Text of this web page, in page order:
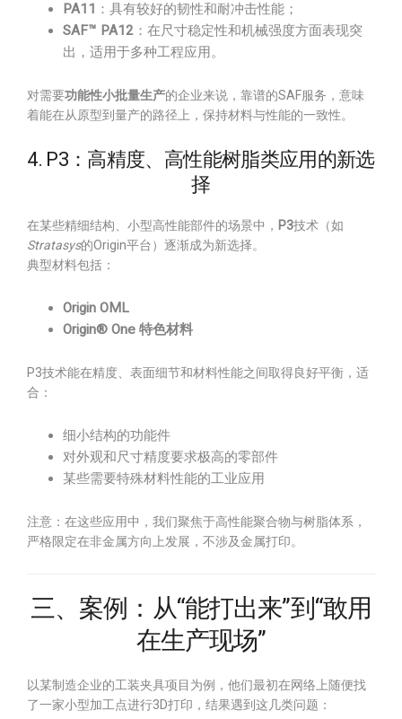
PA11 ：具有较好的韧性和耐冲击性能；
SAF™ PA12 ：在尺寸稳定性和机械强度方面表现突
出，适用于多种工程应用。
对需要功能性小批量生产的企业来说，靠谱的SAF服务，意味
着能在从原型到量产的路径上，保持材料与性能的一致性。
4. P3：高精度、高性能树脂类应用的新选
择
在某些精细结构、小型高性能部件的场景中， P3技术（如
Stratasys的Origin平台）逐渐成为新选择。
典型材料包括：
Origin OML
Origin® One 特色材料
P3技术能在精度、表面细节和材料性能之间取得良好平衡，适
合：
细小结构的功能件
对外观和尺寸精度要求极高的零部件
某些需要特殊材料性能的工业应用
注意：在这些应用中，我们聚焦于高性能聚合物与树脂体系，
严格限定在非金属方向上发展，不涉及金属打印。
三、案例：从“能打出来”到“敢用
在生产现场”
以某制造企业的工装夹具项目为例，他们最初在网络上随便找
了一家小型加工点进行3D打印，结果遇到这几类问题：